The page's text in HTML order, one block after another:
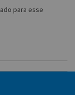
para esse